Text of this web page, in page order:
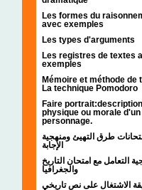
Les formes du
avec exemples
Les types d'arguments
Les registres de textes
exemples
Mémoire et méthode de
La technique Pomodoro
Faire portrait:description
physique ou morale d'un
personnage.
طرق التهيئ ومنهجية
الإجابة
التعامل مع امتحان التاريخ
والجغرافيا
الاشتغال على نص تاريخي